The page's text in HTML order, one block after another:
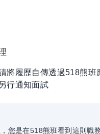
將履歷自傳透過518熊班
行通知面試
您是在518熊班看到這則職務